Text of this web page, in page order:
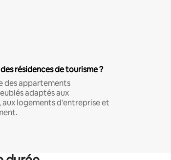
résidences de tourisme ?
des appartements
adaptés aux
aux logements d'entreprise et